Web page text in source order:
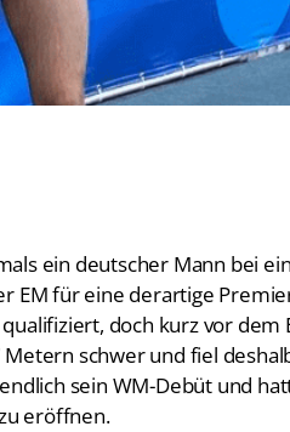
ein deutscher Mann bei
EM für eine derartige
doch kurz vor dem
schwer und fiel
sein WM-Debüt und
eröffnen.
Wasserball
Synchronschwimmen
Masterssport